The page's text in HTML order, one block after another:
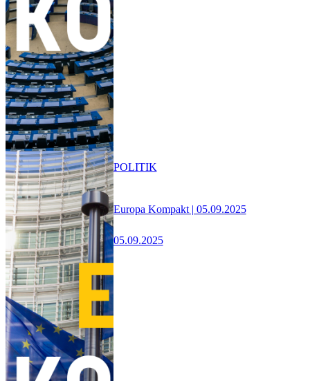
Europa Kompakt | 05.09.2025
05.09.2025
POLITIK